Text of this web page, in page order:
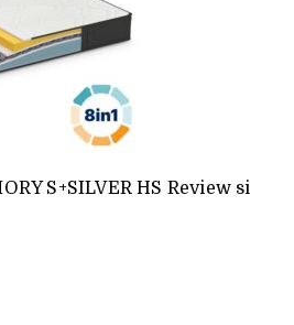
S+SILVER HS Review si